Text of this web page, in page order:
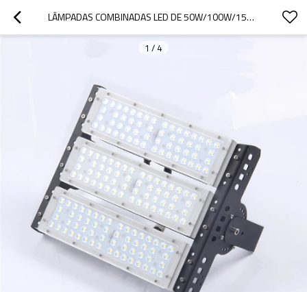
LÂMPADAS COMBINADAS LED DE 50W/100W/150W PARA TÚNEIS/PROJECTORES DE ILUMINAÇÃO INDUSTRIAL
1 / 4